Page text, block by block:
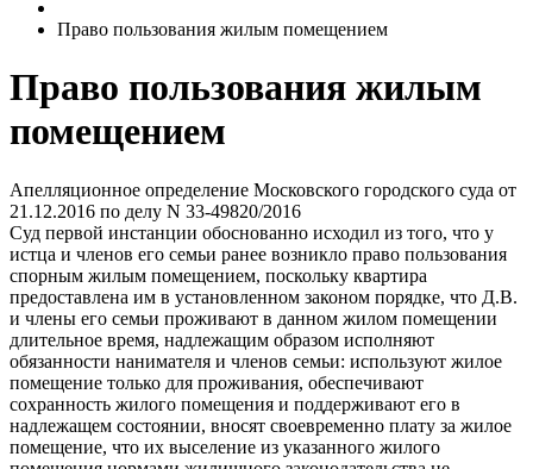
Право пользования жилым помещением
Право пользования жилым
помещением
Апелляционное определение Московского городского суда от
21.12.2016 по делу N 33-49820/2016
Суд первой инстанции обоснованно исходил из того, что у
истца и членов его семьи ранее возникло право пользования
спорным жилым помещением, поскольку квартира
предоставлена им в установленном законом порядке, что Д.В.
и члены его семьи проживают в данном жилом помещении
длительное время, надлежащим образом исполняют
обязанности нанимателя и членов семьи: используют жилое
помещение только для проживания, обеспечивают
сохранность жилого помещения и поддерживают его в
надлежащем состоянии, вносят своевременно плату за жилое
помещение, что их выселение из указанного жилого